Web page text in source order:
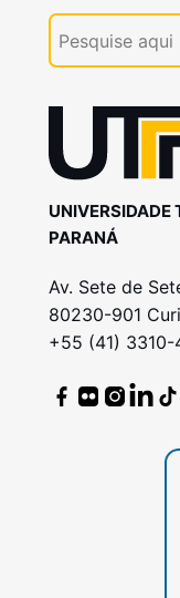
UNIVERSIDADE
PARANÁ
Av. Sete de
80230-901
+55 (41) 3310-